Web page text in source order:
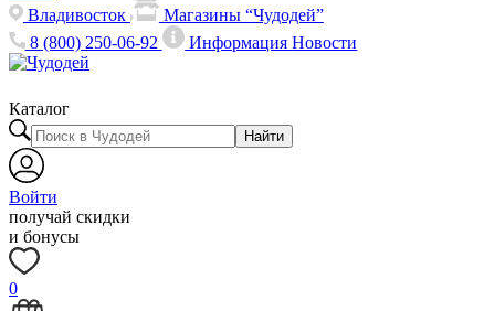
Владивосток
Магазины “Чудодей”
8 (800) 250-06-92
ИнформацияНовости
Каталог
Найти
Войти
получай скидки
и бонусы
0